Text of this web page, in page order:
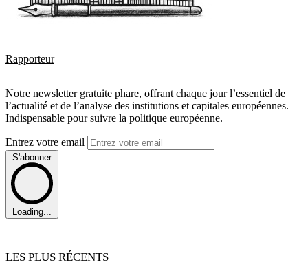
Rapporteur
Notre newsletter gratuite phare, offrant chaque jour l’essentiel de
l’actualité et de l’analyse des institutions et capitales européennes.
Indispensable pour suivre la politique européenne.
Entrez votre email
S'abonner
Loading...
LES PLUS RÉCENTS